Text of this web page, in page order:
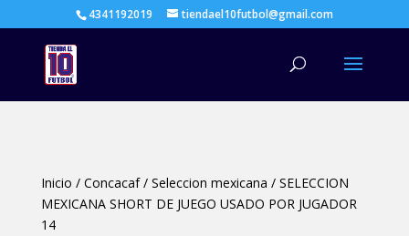
4341192019 tiendael10futbol@gmail.com
Inicio / Concacaf/ Seleccion mexicana / SELECCION
MEXICANA SHORT DE JUEGO USADO POR JUGADOR
14